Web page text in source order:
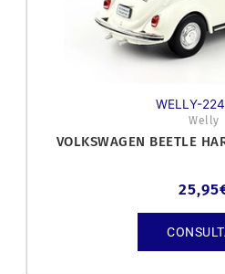
WELLY-
Welly
VOLKSWAGEN BEETLE
25,95